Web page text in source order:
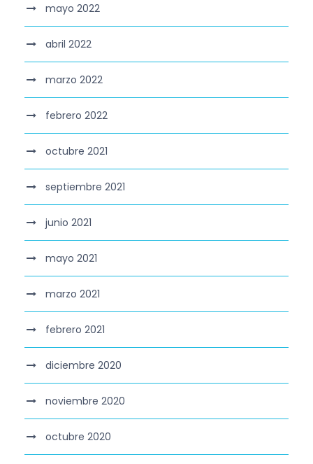
mayo 2022
abril 2022
marzo 2022
febrero 2022
octubre 2021
septiembre 2021
junio 2021
mayo 2021
marzo 2021
febrero 2021
diciembre 2020
noviembre 2020
octubre 2020